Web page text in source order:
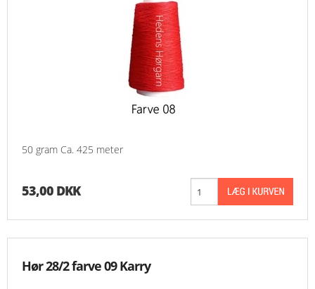
50 gram Ca. 425 meter
53,00 DKK
Hør 28/2 farve 09 Karry